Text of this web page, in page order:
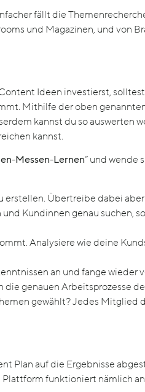
fällt die
und Magazinen, und von
Ideen investierst,
Mithilfe der oben
kannst du so auswerten
kannst.
Messen-Lernen” und wende
erstellen. Übertreibe dabei
Kundinnen genau suchen,
Analysiere wie deine
an und fange wieder
die genauen Arbeitsprozesse
gewählt? Jedes Mitglied
Plan auf die Ergebnisse
funktioniert nämlich